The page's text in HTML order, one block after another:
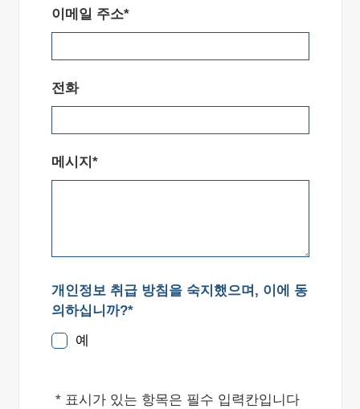
이메일 주소*
전화
메시지*
개인정보 취급 방침을 숙지했으며, 이에 동
의하십니까?*
예
* 표시가 있는 항목은 필수 입력칸입니다